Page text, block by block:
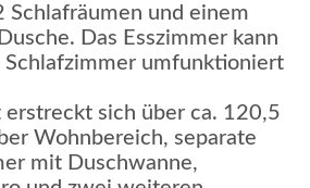
Schlafräumen und einem
Das Esszimmer kann
Schlafzimmer umfunktioniert
erstreckt sich über ca. 120,5
Wohnbereich, separate
mit Duschwanne,